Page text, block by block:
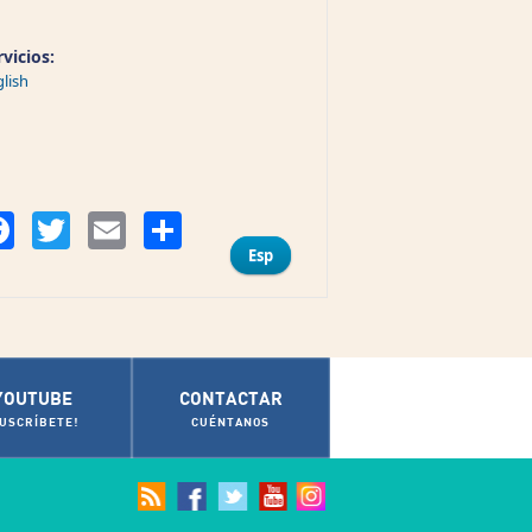
FacebookTwitter Email Compartir
Esp
CONTACTAR
CUÉNTANOS